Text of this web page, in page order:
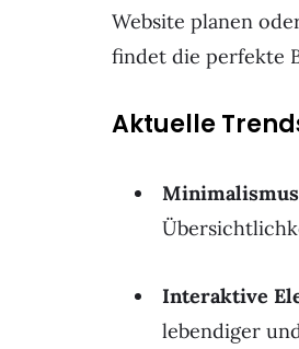
Website planen
findet die perfekte
Aktuelle
Interaktive
lebendiger